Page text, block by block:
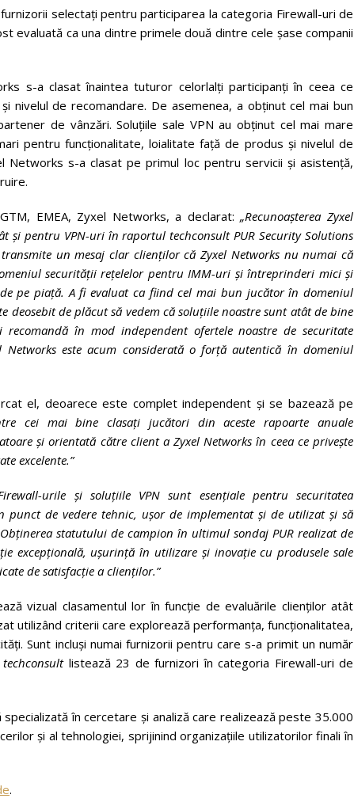
selectați pentru participarea la categoria Firewall-uri de
evaluată ca una dintre primele două dintre cele șase companii
s-a clasat înaintea tuturor celorlalți participanți în ceea ce
nivelul de recomandare. De asemenea, a obținut cel mai bun
de vânzări. Soluțiile sale VPN au obținut cel mai mare
pentru funcționalitate, loialitate față de produs și nivelul de
Networks s-a clasat pe primul loc pentru servicii și asistență,
EMEA, Zyxel Networks, a declarat:„Recunoașterea Zyxel
și pentru VPN-uri în raportul techconsult PUR Security Solutions
un mesaj clar clienților că Zyxel Networks nu numai că
securității rețelelor pentru IMM-uri și întreprinderi mici și
pe piață. A fi evaluat ca fiind cel mai bun jucător în domeniul
deosebit de plăcut să vedem că soluțiile noastre sunt atât de bine
în mod independent ofertele noastre de securitate
este acum considerată o forță autentică în domeniul
el, deoarece este complet independent și se bazează pe
cei mai bine clasați jucători din aceste rapoarte anuale
și orientată către client a Zyxel Networks în ceea ce privește
excelente.”
urile și soluțiile VPN sunt esențiale pentru securitatea
punct de vedere tehnic, ușor de implementat și de utilizat și să
statutului de campion în ultimul sondaj PUR realizat de
excepțională, ușurință în utilizare și inovație cu produsele sale
de satisfacție a clienților.”
vizual clasamentul lor în funcție de evaluările clienților atât
utilizând criterii care explorează performanța, funcționalitatea,
Sunt incluși numai furnizorii pentru care s-a primit un număr
listează 23 de furnizori în categoria Firewall-uri de
în cercetare și analiză care realizează peste 35.000
și al tehnologiei, sprijinind organizațiile utilizatorilor finali în
.